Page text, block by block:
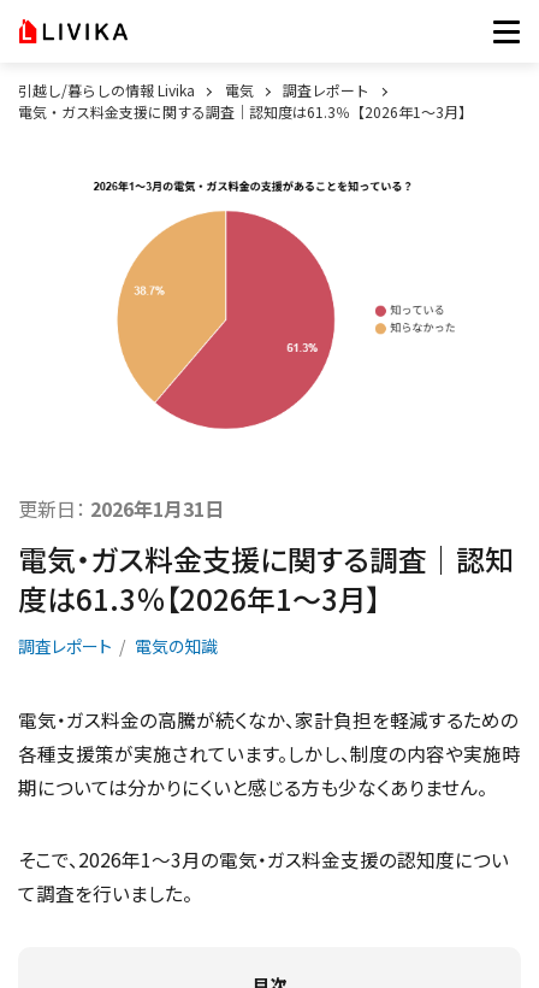
引越し/暮らしの情報 Livika 電気
調査レポート
電気・ガス料金支援に関する調査｜認知度は61.3％【2026年1～3月】
更新日： 2026年1月31日
電気・ガス料金支援に関する調査｜認知
度は61.3％【2026年1～3月】
調査レポート 電気の知識
電気・ガス料金の高騰が続くなか、家計負担を軽減するための
各種支援策が実施されています。しかし、制度の内容や実施時
期については分かりにくいと感じる方も少なくありません。
そこで、2026年1～3月の電気・ガス料金支援の認知度につい
て調査を行いました。